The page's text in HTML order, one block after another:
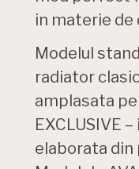
in materie de
Modelul
radiator
amplasata
EXCLUSIVE
elaborata din